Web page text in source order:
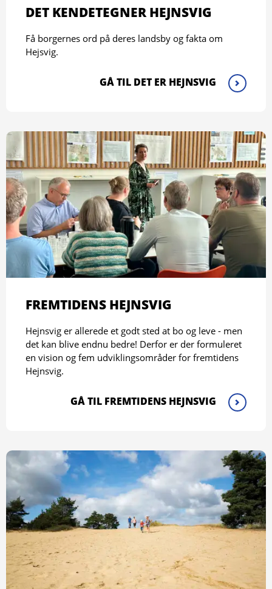
DET KENDETEGNER HEJNSVIG
Få borgernes ord på deres landsby og fakta om
Hejsvig.
GÅ TIL DET ER HEJNSVIG
FREMTIDENS HEJNSVIG
Hejnsvig er allerede et godt sted at bo og leve - men
det kan blive endnu bedre! Derfor er der formuleret
en vision og fem udviklingsområder for fremtidens
Hejnsvig.
GÅ TIL FREMTIDENS HEJNSVIG